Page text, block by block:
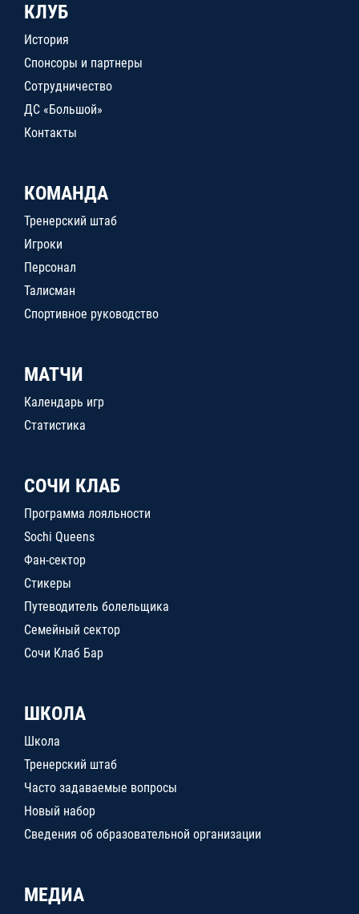
КЛУБ
История
Спонсоры и партнеры
Сотрудничество
ДС «Большой»
Контакты
КОМАНДА
Тренерский штаб
Игроки
Персонал
Талисман
Спортивное руководство
МАТЧИ
Календарь игр
Статистика
СОЧИ КЛАБ
Программа лояльности
Sochi Queens
Фан-сектор
Стикеры
Путеводитель болельщика
Семейный сектор
Сочи Клаб Бар
ШКОЛА
Школа
Тренерский штаб
Часто задаваемые вопросы
Новый набор
Сведения об образовательной организации
МЕДИА